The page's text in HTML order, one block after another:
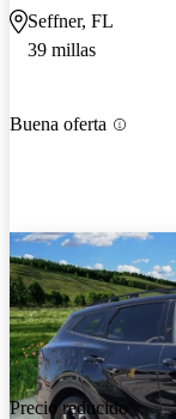
Seffner, FL
39 millas
Buena oferta
Precio reducido